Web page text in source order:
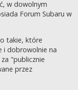
w dowolnym
Forum Subaru w
takie, które
i dobrowolnie na
"publicznie
przez